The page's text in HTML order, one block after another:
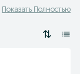
Показать Полностью